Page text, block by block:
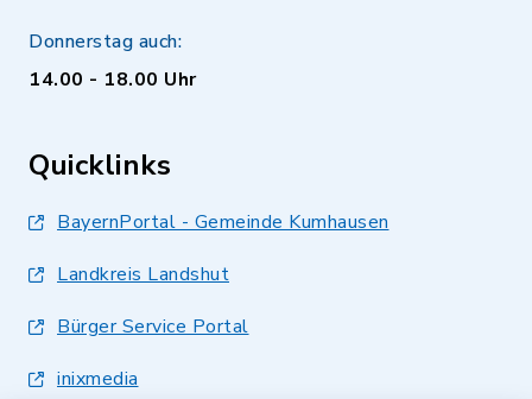
Donnerstag auch:
14.00 - 18.00 Uhr
Quicklinks
BayernPortal - Gemeinde Kumhausen
Landkreis Landshut
Bürger Service Portal
inixmedia